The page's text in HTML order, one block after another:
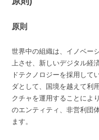
原則
世界中の組織は、イノベー
上させ、新しいデジタル経
ドテクノロジーを採用して
ダとして、国境を越えて利
クチャを運用することによ
のエンティティ、非営利団
ます。